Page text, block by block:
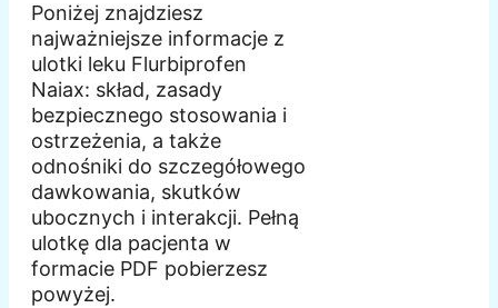
Poniżej znajdziesz
najważniejsze informacje z
ulotki leku Flurbiprofen
Naiax: skład, zasady
bezpiecznego stosowania i
ostrzeżenia, a także
odnośniki do szczegółowego
dawkowania, skutków
ubocznych i interakcji. Pełną
ulotkę dla pacjenta w
formacie PDF pobierzesz
powyżej.